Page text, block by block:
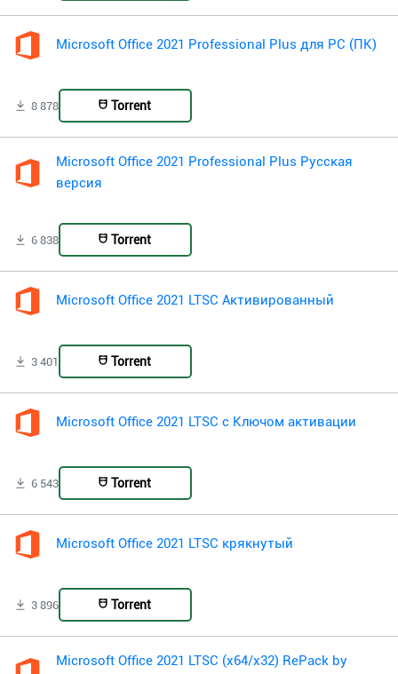
Microsoft Office 2021 Professional Plus для PC (ПК)
8 878 Torrent
Microsoft Office 2021 Professional Plus Русская
версия
6 838 Torrent
Microsoft Office 2021 LTSC Активированный
3 401 Torrent
Microsoft Office 2021 LTSC с Ключом активации
6 543 Torrent
Microsoft Office 2021 LTSC крякнутый
3 896 Torrent
Microsoft Office 2021 LTSC (x64/x32) RePack by